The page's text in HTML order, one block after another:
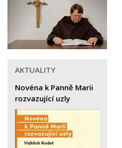
AKTUALITY
Novéna k Panně Marii
rozvazující uzly